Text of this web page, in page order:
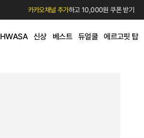
카카오채널 추가하고 10,000원 쿠폰 받기
HWASA 신상 베스트 듀얼쿨 에르고핏 탑